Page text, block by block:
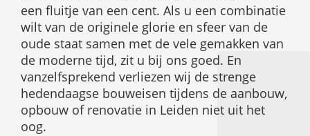
een fluitje van een cent. Als u een combinatie
wilt van de originele glorie en sfeer van de
oude staat samen met de vele gemakken van
de moderne tijd, zit u bij ons goed. En
vanzelfsprekend verliezen wij de strenge
hedendaagse bouweisen tijdens de aanbouw,
opbouw of renovatie in Leiden niet uit het
oog.